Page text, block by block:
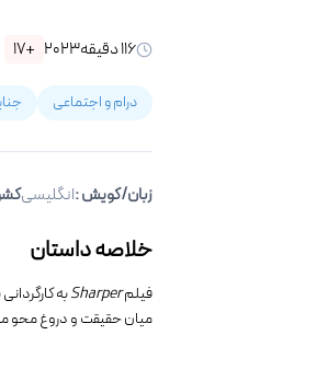
۱۱۶دقیقه۲۰۲۳ +۱۷
درام و اجتماعی
زبان/گویش:انگلیسی
خلاصه داستان
فیلمSharperبه
میان حقیقت و دروغ محو